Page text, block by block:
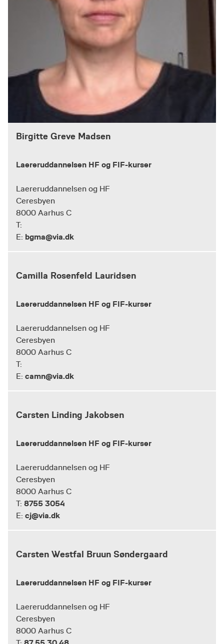
Birgitte Greve Madsen
Laereruddannelsen HF og FIF-kurser
Laereruddannelsen og HF
Ceresbyen
8000 Aarhus C
T:
E: bgma@via.dk
Camilla Rosenfeld Lauridsen
Laereruddannelsen HF og FIF-kurser
Laereruddannelsen og HF
Ceresbyen
8000 Aarhus C
T:
E: camn@via.dk
Carsten Linding Jakobsen
Laereruddannelsen HF og FIF-kurser
Laereruddannelsen og HF
Ceresbyen
8000 Aarhus C
T: 8755 3054
E: cj@via.dk
Carsten Westfal Bruun Søndergaard
Laereruddannelsen HF og FIF-kurser
Laereruddannelsen og HF
Ceresbyen
8000 Aarhus C